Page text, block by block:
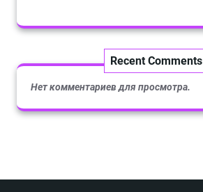
Recent Comments
Нет комментариев для просмотра.